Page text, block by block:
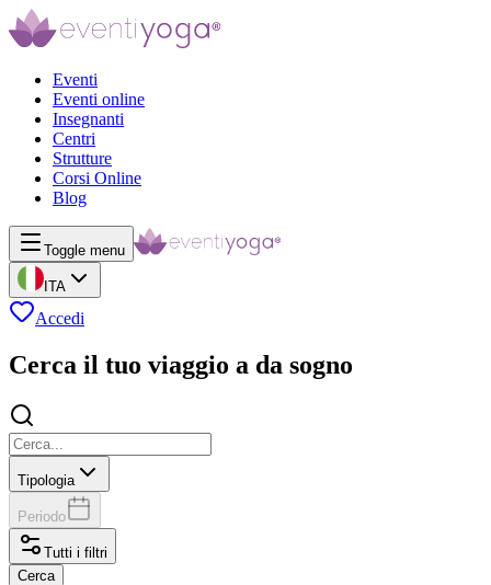
Eventi
Eventi online
Insegnanti
Centri
Strutture
Corsi Online
Blog
Toggle menu
ITA
Accedi
Cerca il tuo viaggio a da sogno
Tipologia
Periodo
Tutti i filtri
Cerca